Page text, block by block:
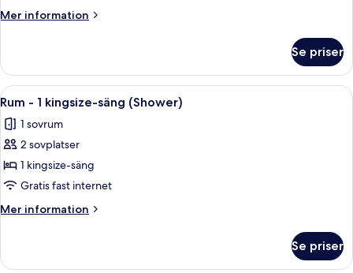
Mer information
Mer
(Parlor)
Se priser
Öppna
alla
foton
för
Rum
-
1
kingsize-
(Shower)
Ett hotellrum med en säng, ett
4
Rum - 1 kingsize-säng (Shower)
1 sovrum
2 sovplatser
1 kingsize-säng
Gratis fast internet
Mer information
Mer
-
Se priser